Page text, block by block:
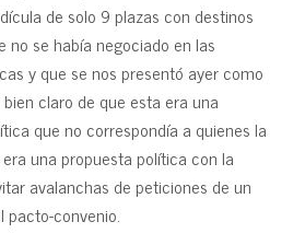
de solo 9 plazas con destinos
no se había negociado en las
y que se nos presentó ayer como
claro de que esta era una
que no correspondía a quienes la
una propuesta política con la
avalanchas de peticiones de un
pacto-convenio.